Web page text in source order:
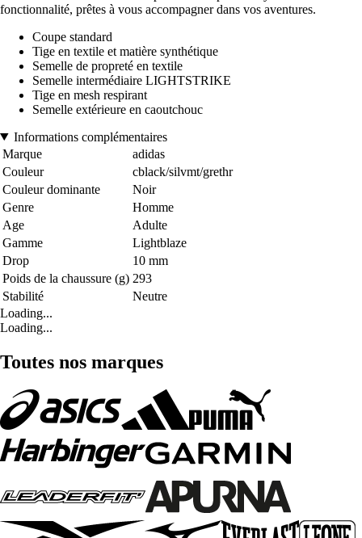
fonctionnalité, prêtes à vous accompagner dans vos aventures.
Coupe standard
Tige en textile et matière synthétique
Semelle de propreté en textile
Semelle intermédiaire LIGHTSTRIKE
Tige en mesh respirant
Semelle extérieure en caoutchouc
Informations complémentaires
Marque
adidas
Couleur
cblack/silvmt/grethr
Couleur dominante
Noir
Genre
Homme
Age
Adulte
Gamme
Lightblaze
Drop
10 mm
Poids de la chaussure (g) 293
Stabilité
Neutre
Loading...
Loading...
Toutes nos marques